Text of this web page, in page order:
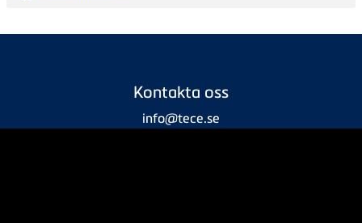
Kontakta oss
info@tece.se